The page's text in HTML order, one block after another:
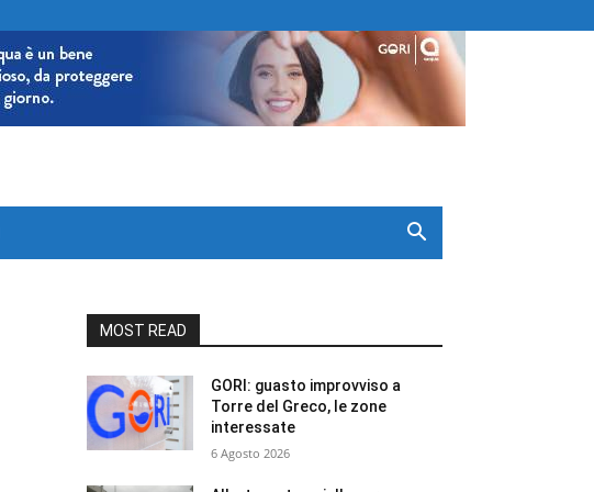
MOST READ
GORI: guasto improvviso a
Torre del Greco, le zone
interessate
6 Agosto 2026